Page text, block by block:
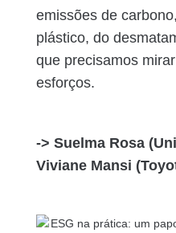
emissões de
plástico, do
que precisamos
esforços.
-> Suelma Rosa
Viviane Mansi